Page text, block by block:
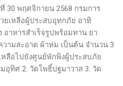
30 พฤศจิกายน 2568 กรมการ
ยเหลือผู้ประสบอุทกภัย อาทิ
อาหารสำเร็จรูปพร้อมทาน ยา
ามสะอาด ผ้าห่ม เป็นต้น จำนวน 3
ลือไปยังศูนย์พักพิงผู้ประสบภัย
อุทิศ 2. วัดโพธิ์ปฐมาวาส 3. วัด